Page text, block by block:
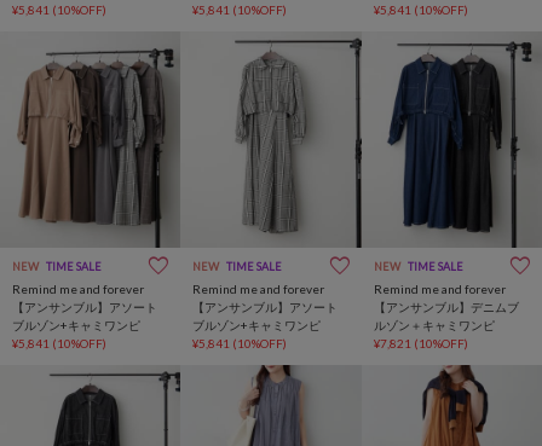
¥5,841 (10%OFF)
¥5,841 (10%OFF)
¥5,841 (10%OFF)
NEW TIME SALE
Remind me and forever
【アンサンブル】アソート
ブルゾン+キャミワンピ
¥5,841 (10%OFF)
NEW TIME SALE
Remind me and forever
【アンサンブル】アソート
ブルゾン+キャミワンピ
¥5,841 (10%OFF)
NEW TIME SALE
Remind me and forever
【アンサンブル】デニムブ
ルゾン＋キャミワンピ
¥7,821 (10%OFF)